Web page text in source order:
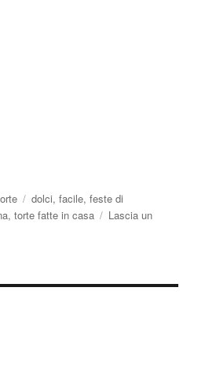
Tag
dolci,facile,feste di
,torte fatte in casa
Lascia un